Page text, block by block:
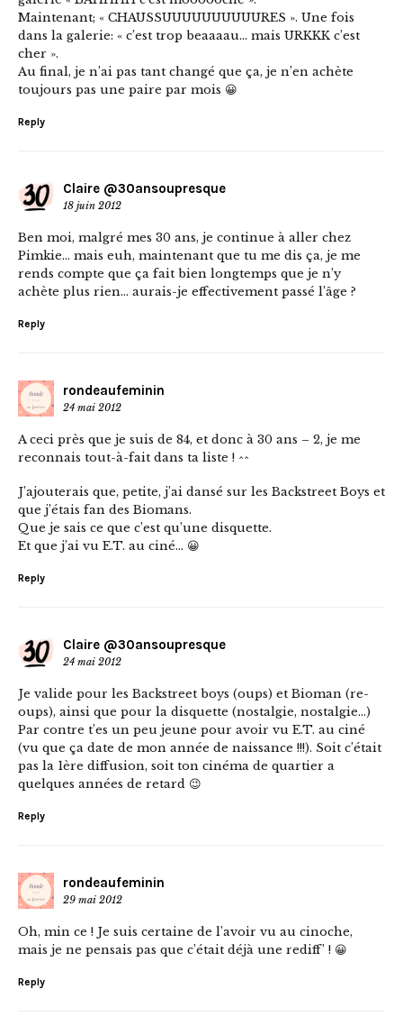
Maintenant; « CHAUSSUUUUUUUUUURES ». Une fois
dans la galerie: « c’est trop beaaaau… mais URKKK c’est
cher ».
Au final, je n’ai pas tant changé que ça, je n’en achète
toujours pas une paire par mois 😀
Reply
Claire @30ansoupresque
18 juin 2012
Ben moi, malgré mes 30 ans, je continue à aller chez
Pimkie… mais euh, maintenant que tu me dis ça, je me
rends compte que ça fait bien longtemps que je n’y
achète plus rien… aurais-je effectivement passé l’âge ?
Reply
rondeaufeminin
24 mai 2012
A ceci près que je suis de 84, et donc à 30 ans – 2, je me
reconnais tout-à-fait dans ta liste ! ^^
J’ajouterais que, petite, j’ai dansé sur les Backstreet Boys et
que j’étais fan des Biomans.
Que je sais ce que c’est qu’une disquette.
Et que j’ai vu E.T. au ciné… 😀
Reply
Claire @30ansoupresque
24 mai 2012
Je valide pour les Backstreet boys (oups) et Bioman (re-
oups), ainsi que pour la disquette (nostalgie, nostalgie…)
Par contre t’es un peu jeune pour avoir vu E.T. au ciné
(vu que ça date de mon année de naissance !!!). Soit c’était
pas la 1ère diffusion, soit ton cinéma de quartier a
quelques années de retard 😉
Reply
rondeaufeminin
29 mai 2012
Oh, min ce ! Je suis certaine de l’avoir vu au cinoche,
mais je ne pensais pas que c’était déjà une rediff’ ! 😀
Reply